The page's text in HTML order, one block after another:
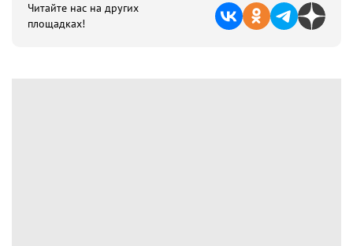
Читайте нас на других
площадках!